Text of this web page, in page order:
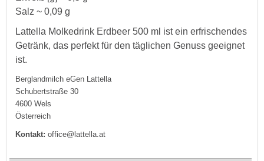
Salz ~ 0,09 g
Lattella Molkedrink Erdbeer 500 ml ist ein erfrischendes
Getränk, das perfekt für den täglichen Genuss geeignet
ist.
Berglandmilch eGen Lattella
Schubertstraße 30
4600 Wels
Österreich
Kontakt: office@lattella.at